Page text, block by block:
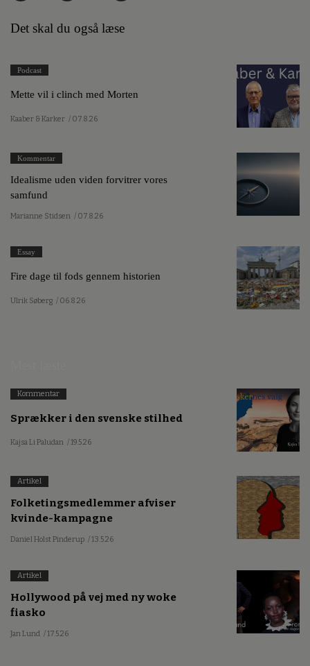
Det skal du også læse
Podcast
Mette vil i clinch med Morten
Kaaber & Karker / 07.8.26
Kommentar
Idealisme uden viden forvitrer vores
samfund
Marianne Stidsen / 07.8.26
Essay
Fire dage til fods gennem historien
Ulrik Søberg / 06.8.26
Kommentar
Sprækker i den svenske stilhed
Kajsa Li Paludan / 19.5.26
Artikel
Folketingsmedlemmer afviser
kvinde-kampagne
Daniel Holst Pinderup / 13.5.26
Artikel
Hollywood på vej med ny woke
fiasko
Jan Lund / 17.5.26